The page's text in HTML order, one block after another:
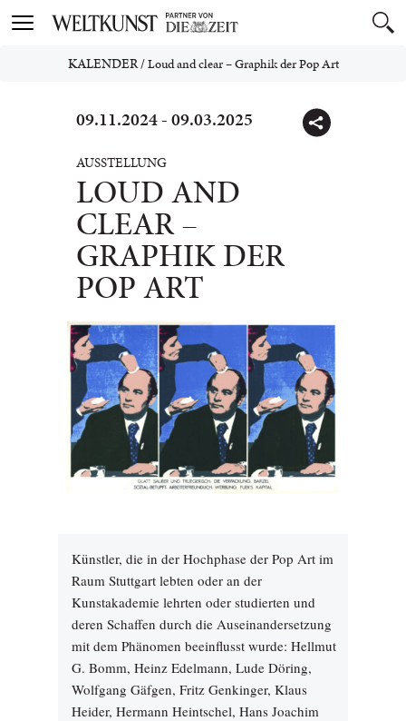
Toggle
KALENDER/Loud and clear – Graphik der Pop Art
09.11.2024 - 09.03.2025
AUSSTELLUNG
LOUD AND
CLEAR –
GRAPHIK DER
POP ART
Künstler, die in der Hochphase der Pop Art im
Raum Stuttgart lebten oder an der
Kunstakademie lehrten oder studierten und
deren Schaffen durch die Auseinandersetzung
mit dem Phänomen beeinflusst wurde: Hellmut
G. Bomm, Heinz Edelmann, Lude Döring,
Wolfgang Gäfgen, Fritz Genkinger, Klaus
Heider, Hermann Heintschel, Hans Joachim